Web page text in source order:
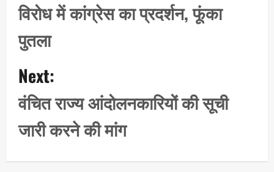
n
a
v
i
g
a
t
i
o
विरोध में कांग्रेस का प्रदर्शन, फूंका
पुतला
Next:
वंचित राज्य आंदोलनकारियों की सूची
जारी करने की मांग